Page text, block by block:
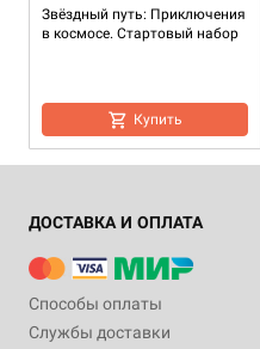
Звёздный путь: Приключения
в космосе. Стартовый набор
Купить
ДОСТАВКА И ОПЛАТА
Способы оплаты
Службы доставки